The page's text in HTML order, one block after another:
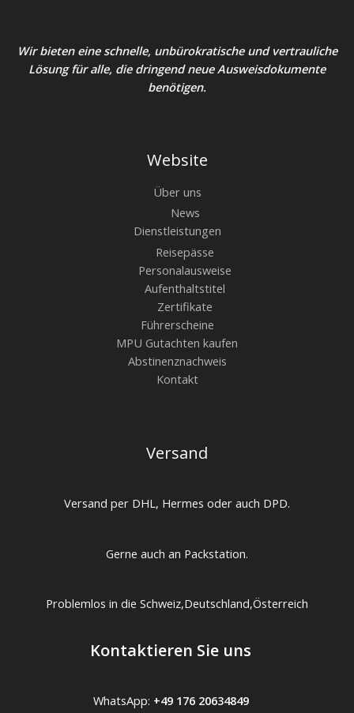
Wir bieten eine schnelle, unbürokratische und vertrauliche
Lösung für alle, die dringend neue Ausweisdokumente
benötigen.
Website
Über uns
News
Dienstleistungen
Reisepässe
Personalausweise
Aufenthaltstitel
Zertifikate
Führerscheine
MPU Gutachten kaufen
Abstinenznachweis
Kontakt
Versand
Versand per DHL, Hermes oder auch DPD.
Gerne auch an Packstation.
Problemlos in die Schweiz,Deutschland,Österreich
Kontaktieren Sie uns
WhatsApp: +49 176 20634849